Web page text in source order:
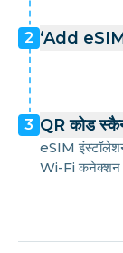
2 ‘Add
3 QR कोड
eSIM
Wi-Fi कनेक्शन